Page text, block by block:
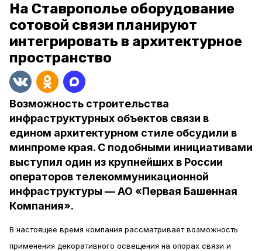
На Ставрополье оборудование
сотовой связи планируют
интегрировать в архитектурное
пространство
Возможность строительства
инфраструктурных объектов связи в
едином архитектурном стиле обсудили в
минпроме края. С подобными инициативами
выступил один из крупнейших в России
операторов телекоммуникационной
инфраструктуры — АО «Первая Башенная
Компания».
В настоящее время компания рассматривает возможность
применения декоративного освещения на опорах связи и